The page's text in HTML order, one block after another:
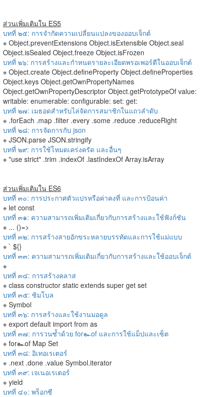
ส่วนเพิ่มเติมใน ES5
บทที่ ๒๕: การจำกัดความเปลี่ยนแปลงของออบเจ็กต์
※ Object.preventExtensions Object.isExtensible Object.seal
Object.isSealed Object.freeze Object.isFrozen
บทที่ ๒๖: การสร้างและกำหนดรายละเอียดพรอเพอร์ตีในออบเจ็กต์
※ Object.create Object.defineProperty Object.defineProperties
Object.keys Object.getOwnPropertyNames
Object.getOwnPropertyDescriptor Object.getPrototypeOf value:
writable: enumerable: configurable: set: get:
บทที่ ๒๗: เมธอดสำหรับไล่จัดการสมาชิกในแถวลำดับ
※ .forEach .map .filter .every .some .reduce .reduceRight
บทที่ ๒๘: การจัดการกับ json
※ JSON.parse JSON.stringify
บทที่ ๒๙: การใช้โหมดเคร่งครัด และอื่นๆ
※ "use strict" .trim .indexOf .lastIndexOf Array.isArray
ส่วนเพิ่มเติมใน ES6
บทที่ ๓๐: การประกาศตัวแปรหรือค่าคงที่ และการป้อนค่า
※ let const
บทที่ ๓๑: ความสามารถเพิ่มเติมเกี่ยวกับการสร้างและใช้ฟังก์ชัน
※ ... ()=>
บทที่ ๓๒: การสร้างสายอักขระหลายบรรทัดและการใช้แม่แบบ
※ ` ${}
บทที่ ๓๓: ความสามารถเพิ่มเติมเกี่ยวกับการสร้างและใช้ออบเจ็กต์
※
บทที่ ๓๔: การสร้างคลาส
※ class constructor static extends super get set
บทที่ ๓๕: ซิมโบล
※ Symbol
บทที่ ๓๖: การสร้างและใช้งานมอดูล
※ export default import from as
บทที่ ๓๗: การวนซ้ำด้วย for๛of และการใช้แม็ปและเซ็ต
※ for๛of Map Set
บทที่ ๓๘: อิเทอเรเตอร์
※ .next .done .value Symbol.iterator
บทที่ ๓๙: เจเนอเรเตอร์
※ yield
บทที่ ๔๐: พร็อกซี